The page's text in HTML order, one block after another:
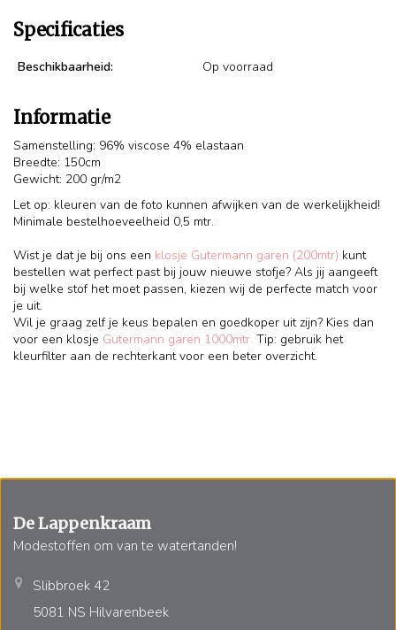
Specificaties
Beschikbaarheid: Op voorraad
Informatie
Samenstelling: 96% viscose 4% elastaan
Breedte: 150cm
Gewicht: 200 gr/m2
Let op: kleuren van de foto kunnen afwijken van de werkelijkheid!
Minimale bestelhoeveelheid 0,5 mtr.
Wist je dat je bij ons een klosje Gutermann garen (200mtr) kunt
bestellen wat perfect past bij jouw nieuwe stofje? Als jij aangeeft
bij welke stof het moet passen, kiezen wij de perfecte match voor
je uit.
Wil je graag zelf je keus bepalen en goedkoper uit zijn? Kies dan
voor een klosje Gutermann garen 1000mtr. Tip: gebruik het
kleurfilter aan de rechterkant voor een beter overzicht.
De Lappenkraam
Modestoffen om van te watertanden!
Slibbroek 42
5081 NS Hilvarenbeek